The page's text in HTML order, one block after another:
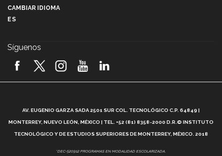
2026! (video)
¿Cómo es el Modelo Educativo Tec? (video)
Vida Tec: Feminismo e Inteligencia Artificial, Paola
CAMBIAR IDIOMA
ES
Síguenos
AV. EUGENIO GARZA SADA 2501 SUR COL. TECNOLÓGICO C.P. 64849 |
MONTERREY, NUEVO LEÓN, MÉXICO | TEL. +52 (81) 8358-2000 D.R.© INSTITUTO
TECNOLÓGICO Y DE ESTUDIOS SUPERIORES DE MONTERREY, MÉXICO. 2018
*DEC-520912 PROGRAMAS EN MODALIDAD ESCOLARIZADA.